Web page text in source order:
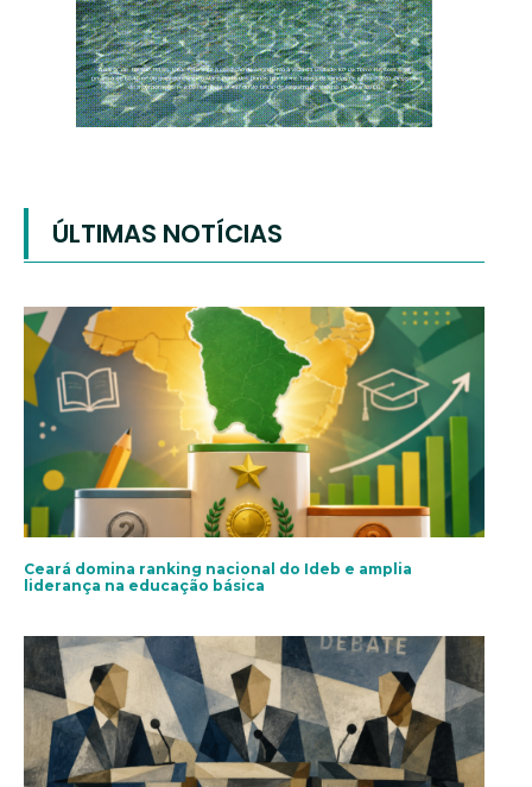
ÚLTIMAS NOTÍCIAS
Ceará domina ranking nacional do Ideb e amplia
liderança na educação básica